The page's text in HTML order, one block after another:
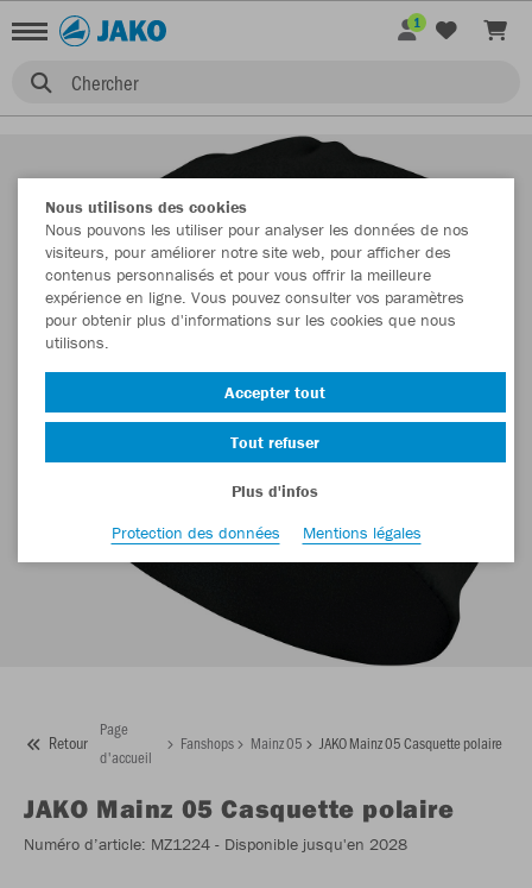
Chercher
1
Retour
Page
d'accueil
Fanshops Mainz 05 JAKO Mainz 05 Casquette polaire
JAKO Mainz 05 Casquette polaire
Numéro d’article: MZ1224 - Disponible jusqu'en 2028
Nous utilisons des cookies
Nous pouvons les utiliser pour analyser les données de nos
visiteurs, pour améliorer notre site web, pour afficher des
contenus personnalisés et pour vous offrir la meilleure
expérience en ligne. Vous pouvez consulter vos paramètres
pour obtenir plus d'informations sur les cookies que nous
utilisons.
Accepter tout
Tout refuser
Plus d'infos
Protection des données
Mentions légales